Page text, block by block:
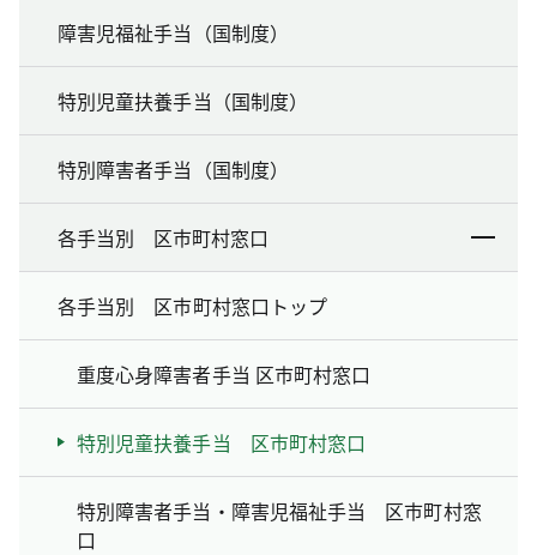
障害児福祉手当（国制度）
特別児童扶養手当（国制度）
特別障害者手当（国制度）
各手当別 区市町村窓口
各手当別 区市町村窓口トップ
重度心身障害者手当 区市町村窓口
特別児童扶養手当 区市町村窓口
特別障害者手当・障害児福祉手当 区市町村窓
口